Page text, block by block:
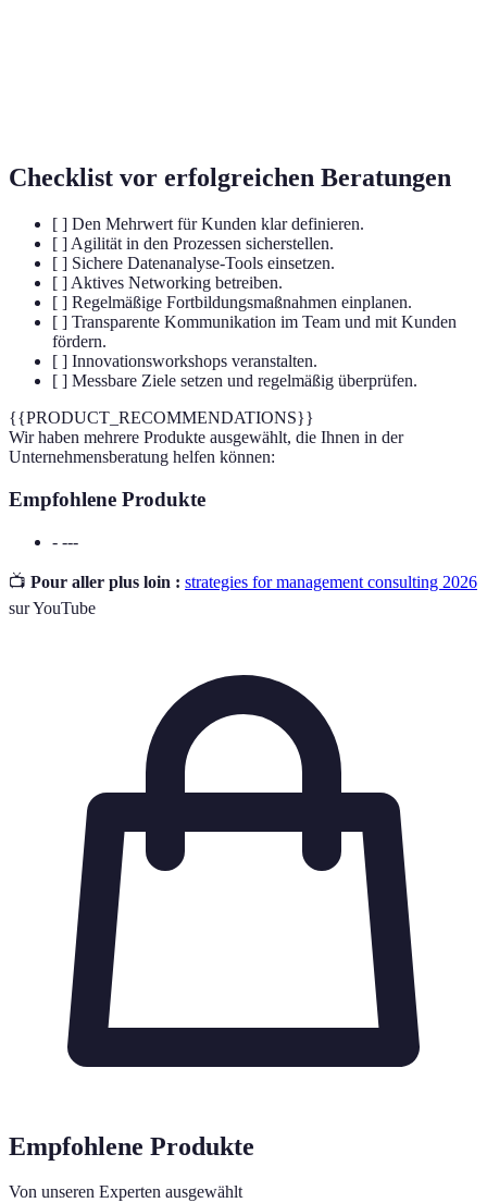
Checklist vor erfolgreichen Beratungen
[ ] Den Mehrwert für Kunden klar definieren.
[ ] Agilität in den Prozessen sicherstellen.
[ ] Sichere Datenanalyse-Tools einsetzen.
[ ] Aktives Networking betreiben.
[ ] Regelmäßige Fortbildungsmaßnahmen einplanen.
[ ] Transparente Kommunikation im Team und mit Kunden
fördern.
[ ] Innovationsworkshops veranstalten.
[ ] Messbare Ziele setzen und regelmäßig überprüfen.
{{PRODUCT_RECOMMENDATIONS}}
Wir haben mehrere Produkte ausgewählt, die Ihnen in der
Unternehmensberatung helfen können:
Empfohlene Produkte
- ---
📺 Pour aller plus loin : strategies for management consulting 2026
sur YouTube
Empfohlene Produkte
Von unseren Experten ausgewählt